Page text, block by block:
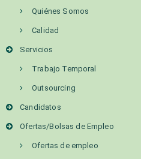
Quiénes Somos
Calidad
Servicios
Trabajo Temporal
Outsourcing
Candidatos
Ofertas/Bolsas de Empleo
Ofertas de empleo